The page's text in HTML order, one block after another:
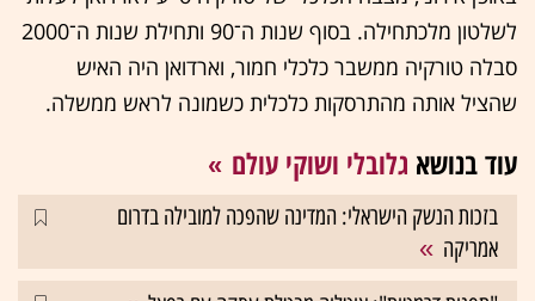
לשלטון מלכתחילה. בסוף שנות ה־90 ותחילת שנות ה־2000
סבלה טורקיה ממשבר כלכלי חמור, וארדואן היה האיש
שהציל אותה מהתרסקות כלכלית כשמונה לראש ממשלה.
עוד בנושא גלובלי ושוקי עולם
בזכות הנשק הישראלי: המדינה שהפכה למובילה בדרום
אמריקה